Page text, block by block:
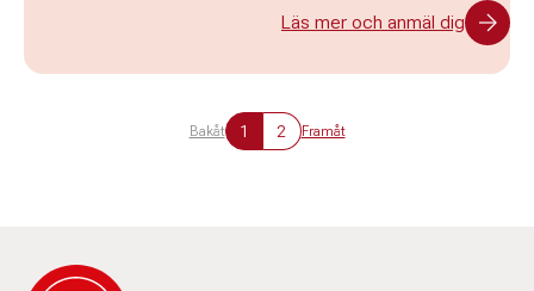
Läs mer och anmäl dig
Bakåt 1 2 Framåt